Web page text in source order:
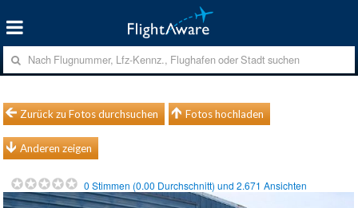
Zurück zu Fotos durchsuchen Fotos hochladen
Anderen zeigen
0 Stimmen (0.00 Durchschnitt) und2.671 Ansichten